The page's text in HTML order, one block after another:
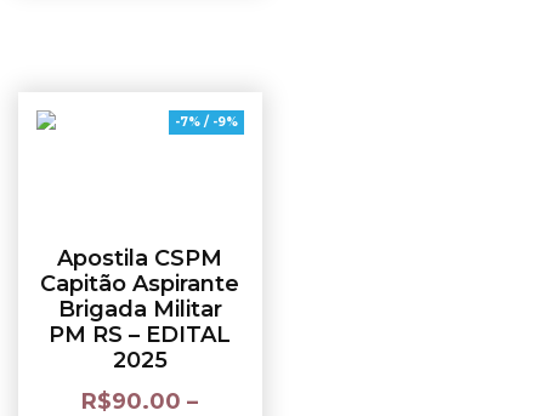
-7% / -9%
Apostila CSPM
Capitão Aspirante
Brigada Militar
PM RS – EDITAL
2025
R$90.00 –